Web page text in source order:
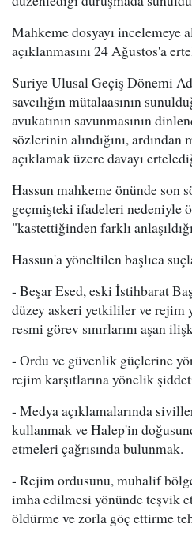
Mahkeme dosyayı incelemeye
açıklanmasını 24 Ağustos'a
Suriye Ulusal Geçiş Dönemi
savcılığın mütalaasının
avukatının savunmasının
sözlerinin alındığını,
açıklamak üzere davayı
Hassun mahkeme önünde son
geçmişteki ifadeleri nedeniyle
"kastettiğinden farklı
Hassun'a yöneltilen başlıca
- Beşar Esed, eski İstihbarat
düzey askeri yetkililer ve rejim
resmi görev sınırlarını aşan
- Ordu ve güvenlik güçlerine
rejim karşıtlarına yönelik
- Medya açıklamalarında
kullanmak ve Halep'in
etmeleri çağrısında bulunmak.
- Rejim ordusunu, muhalif
imha edilmesi yönünde teşvik
öldürme ve zorla göç ettirme